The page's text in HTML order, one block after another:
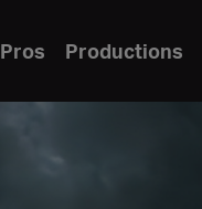
Pros Productions